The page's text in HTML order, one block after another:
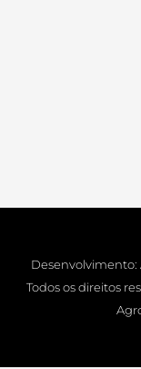
Desenvolvimento:
Todos os direitos